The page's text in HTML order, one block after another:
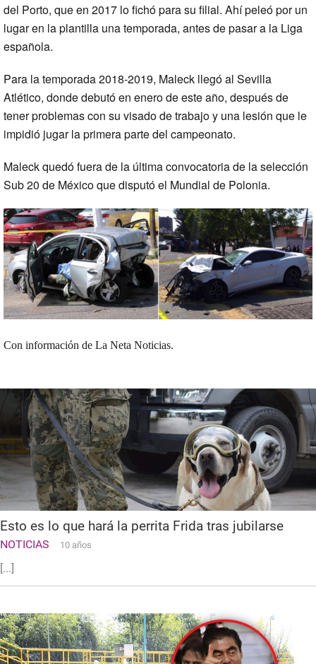
del Porto, que en 2017 lo fichó para su filial. Ahí peleó por un
lugar en la plantilla una temporada, antes de pasar a la Liga
española.
Para la temporada 2018-2019, Maleck llegó al Sevilla
Atlético, donde debutó en enero de este año, después de
tener problemas con su visado de trabajo y una lesión que le
impidió jugar la primera parte del campeonato.
Maleck quedó fuera de la última convocatoria de la selección
Sub 20 de México que disputó el Mundial de Polonia.
Con información de La Neta Noticias.
Esto es lo que hará la perrita Frida tras jubilarse
NOTICIAS 10 años
[...]